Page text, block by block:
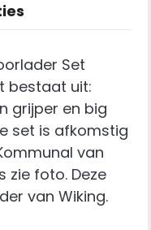
Set
bestaat uit:
grijper en big
set is afkomstig
van
zie foto. Deze
van Wiking.